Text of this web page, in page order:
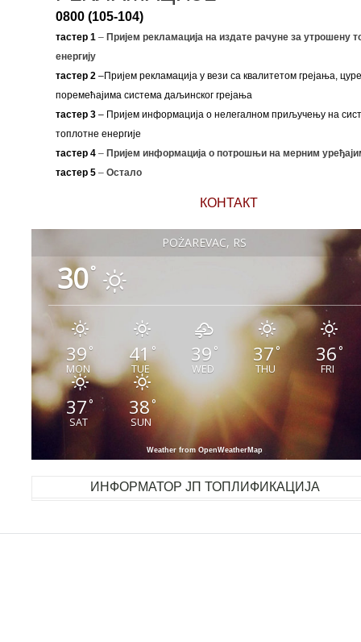
0800 (105-104)
тастер 1–Пријем рекламација на издате рачуне за утрошену
енергију
тастер 2–Пријем рекламација у вези са квалитетом грејања,
поремећајима система даљинског грејања
тастер 3– Пријем информација о нелегалном приључењу на
топлотне енергије
тастер 4 – Пријем информација о потрошњи на мерним
тастер 5 – Остало
КОНТАКТ
POŽAREVAC, RS
30°
39°
MON
41°
TUE
39 °
WED
37°
THU
36°
FRI
37°
SAT
38°
SUN
Weather from OpenWeatherMap
ИНФОРМАТОР ЈП ТОПЛИФИКАЦИЈА